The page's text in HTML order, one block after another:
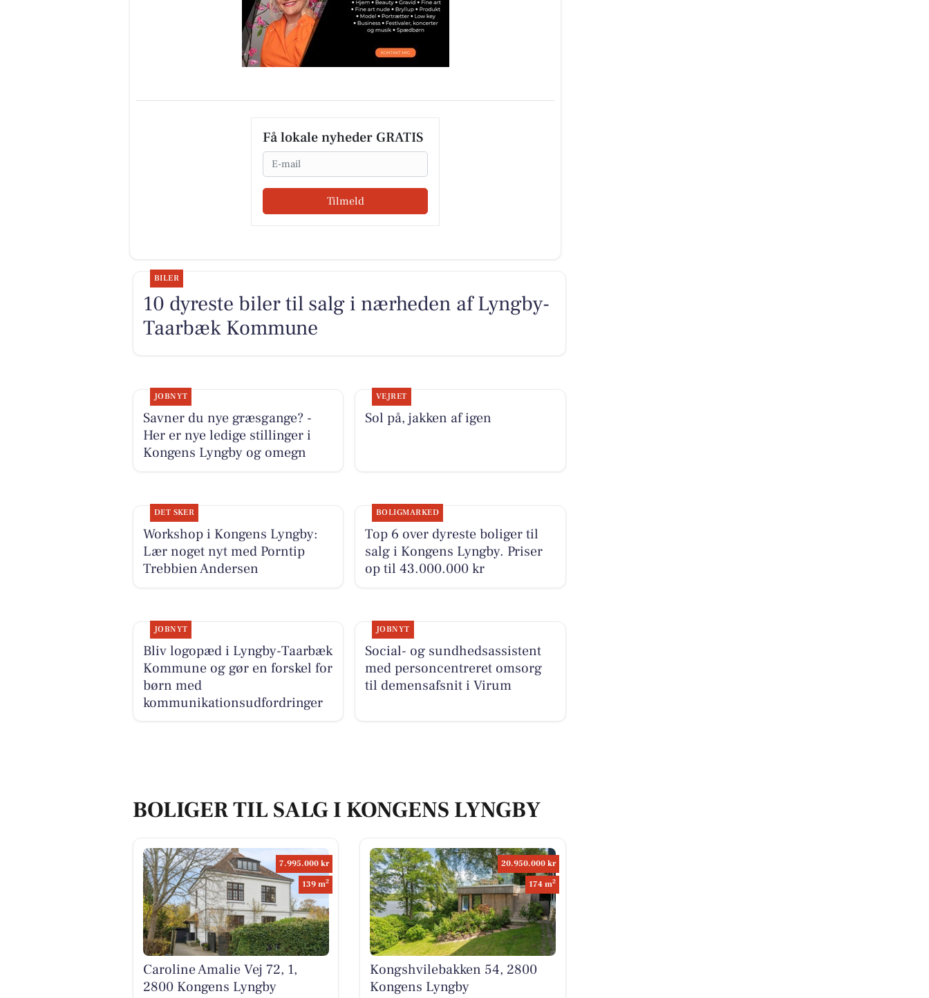
Få lokale nyheder GRATIS
Email
Tilmeld
BILER
10 dyreste biler til salg i nærheden af Lyngby-
Taarbæk Kommune
JOBNYT
Savner du nye græsgange? -
Her er nye ledige stillinger i
Kongens Lyngby og omegn
VEJRET
Sol på, jakken af igen
DET SKER
Workshop i Kongens Lyngby:
Lær noget nyt med Porntip
Trebbien Andersen
BOLIGMARKED
Top 6 over dyreste boliger til
salg i Kongens Lyngby. Priser
op til 43.000.000 kr
JOBNYT
Bliv logopæd i Lyngby-Taarbæk
Kommune og gør en forskel for
børn med
kommunikationsudfordringer
JOBNYT
Social- og sundhedsassistent
med personcentreret omsorg
til demensafsnit i Virum
BOLIGER TIL SALG I KONGENS LYNGBY
7.995.000 kr
139 m2
Caroline Amalie Vej 72, 1,
2800 Kongens Lyngby
20.950.000 kr
174 m2
Kongshvilebakken 54, 2800
Kongens Lyngby